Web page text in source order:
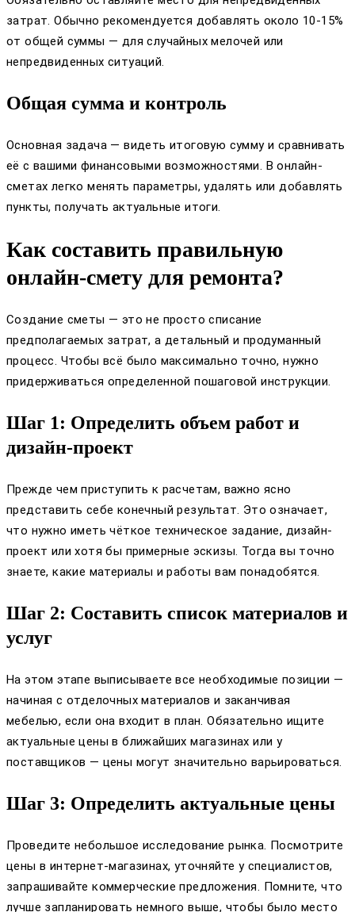
затрат. Обычно рекомендуется добавлять около 10-15%
от общей суммы — для случайных мелочей или
непредвиденных ситуаций.
Общая сумма и контроль
Основная задача — видеть итоговую сумму и сравнивать
её с вашими финансовыми возможностями. В онлайн-
сметах легко менять параметры, удалять или добавлять
пункты, получать актуальные итоги.
Как составить правильную
онлайн-смету для ремонта?
Создание сметы — это не просто списание
предполагаемых затрат, а детальный и продуманный
процесс. Чтобы всё было максимально точно, нужно
придерживаться определенной пошаговой инструкции.
Шаг 1: Определить объем работ и
дизайн-проект
Прежде чем приступить к расчетам, важно ясно
представить себе конечный результат. Это означает,
что нужно иметь чёткое техническое задание, дизайн-
проект или хотя бы примерные эскизы. Тогда вы точно
знаете, какие материалы и работы вам понадобятся.
Шаг 2: Составить список материалов и
услуг
На этом этапе выписываете все необходимые позиции —
начиная с отделочных материалов и заканчивая
мебелью, если она входит в план. Обязательно ищите
актуальные цены в ближайших магазинах или у
поставщиков — цены могут значительно варьироваться.
Шаг 3: Определить актуальные цены
Проведите небольшое исследование рынка. Посмотрите
цены в интернет-магазинах, уточняйте у специалистов,
запрашивайте коммерческие предложения. Помните, что
лучше запланировать немного выше, чтобы было место